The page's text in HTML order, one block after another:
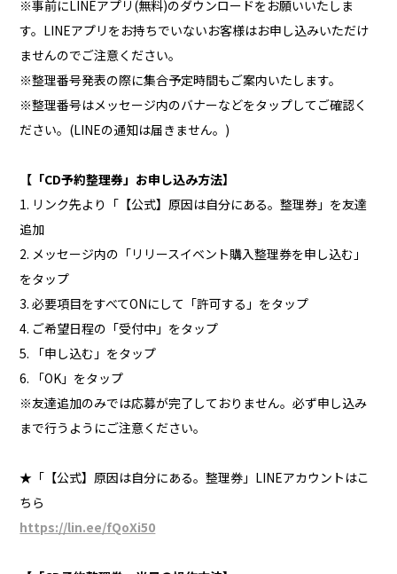
※事前にLINEアプリ(無料)のダウンロードをお願いいたしま
す。LINEアプリをお持ちでいないお客様はお申し込みいただけ
ませんのでご注意ください。
※整理番号発表の際に集合予定時間もご案内いたします。
※整理番号はメッセージ内のバナーなどをタップしてご確認く
ださい。(LINEの通知は届きません。)
【「CD予約整理券」お申し込み方法】
1. リンク先より「【公式】原因は自分にある。整理券」を友達
追加
2. メッセージ内の「リリースイベント購入整理券を申し込む」
をタップ
3. 必要項目をすべてONにして「許可する」をタップ
4. ご希望日程の「受付中」をタップ
5. 「申し込む」をタップ
6. 「OK」をタップ
※友達追加のみでは応募が完了しておりません。必ず申し込み
まで行うようにご注意ください。
★「【公式】原因は自分にある。整理券」LINEアカウントはこ
ちら
https://lin.ee/fQoXi50